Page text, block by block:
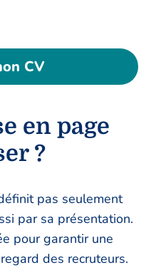
CV
en page
?
pas seulement
par sa présentation.
pour garantir une
des recruteurs.